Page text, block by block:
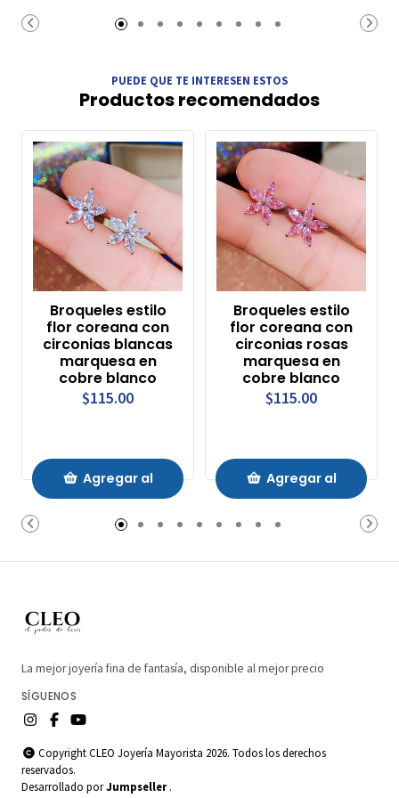
Carrito Carrito
PUEDE QUE TE INTERESEN ESTOS
Productos recomendados
Broqueles estilo
flor coreana con
circonias blancas
marquesa en
cobre blanco
$115.00
Agregar al
Carrito
Broqueles estilo
flor coreana con
circonias rosas
marquesa en
cobre blanco
$115.00
Agregar al
Carrito
La mejor joyería fina de fantasía, disponible al mejor precio
SÍGUENOS
Copyright CLEO Joyería Mayorista 2026. Todos los derechos
reservados.
Desarrollado porJumpseller .